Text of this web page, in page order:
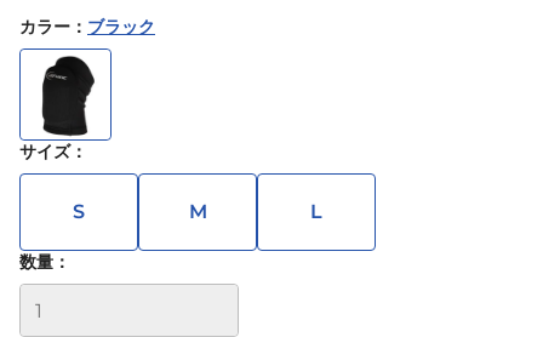
カラー ： ブラック
サイズ：
S M L
数量：